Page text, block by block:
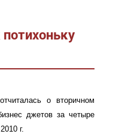
о вторичном
джетов за четыре
г.